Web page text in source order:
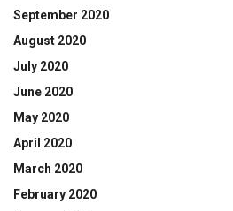
September 2020
August 2020
July 2020
June 2020
May 2020
April 2020
March 2020
February 2020